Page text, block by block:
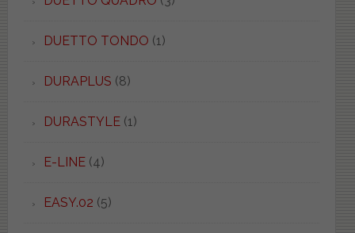
DUETTO TONDO (1)
DURAPLUS (8)
DURASTYLE(1)
E-LINE(4)
EASY.02 (5)